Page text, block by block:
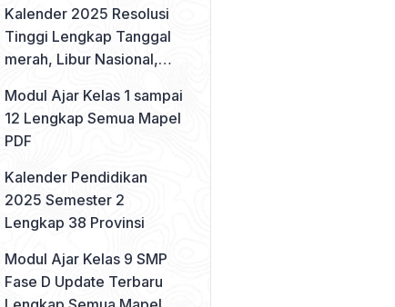
Kalender 2025 Resolusi
Tinggi Lengkap Tanggal
merah, Libur Nasional,
Modul Ajar Kelas 1 sampai
12 Lengkap Semua Mapel
PDF
Kalender Pendidikan
2025 Semester 2
Lengkap 38 Provinsi
Modul Ajar Kelas 9 SMP
Fase D Update Terbaru